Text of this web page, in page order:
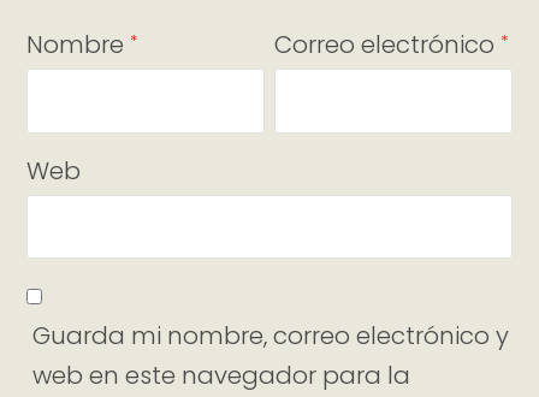
Nombre * Correo electrónico *
Web
Guarda mi nombre, correo electrónico y
web en este navegador para la